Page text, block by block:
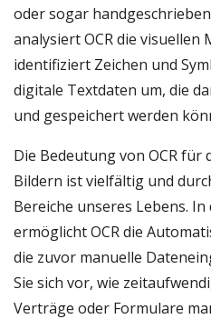
oder sogar
analysiert OCR die visuellen
identifiziert Zeichen und
digitale Textdaten um, die
und gespeichert werden
Die Bedeutung von OCR
Bildern ist vielfältig und
Bereiche unseres Lebens.
ermöglicht OCR die
die zuvor manuelle
Sie sich vor, wie
Verträge oder Formulare